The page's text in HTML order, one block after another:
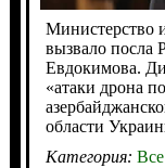
Министерство
вызвало посла
Евдокимова.
«атаки дрона
области
Категория: Все